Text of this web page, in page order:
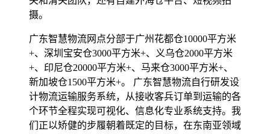
摄。
广东智慧物流网点分部于广州花都仓10000平方米
+、深圳宝安仓3000平方米+、义乌仓2000平方米
+、印尼仓20000平方米+、马来仓3000平方米+、
新加坡仓1500平方米+。 广东智慧物流自行研发设
计物流运输服务系统，从接收客兵订单到运输的各
个环节全程实现可视化、信息化专业系统支持。我
们正以矫健的步履朝着既定的目标，在东南亚领域